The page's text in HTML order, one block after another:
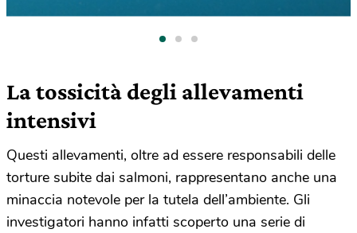
La tossicità degli allevamenti
intensivi
Questi allevamenti, oltre ad essere responsabili delle
torture subite dai salmoni, rappresentano anche una
minaccia notevole per la tutela dell’ambiente. Gli
investigatori hanno infatti scoperto una serie di